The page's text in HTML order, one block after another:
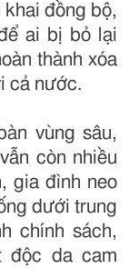
đồng bộ,
ai bị bỏ lại
thành xóa
cả nước.
vùng sâu,
còn nhiều
gia đình neo
dưới trung
chính sách,
độc da cam